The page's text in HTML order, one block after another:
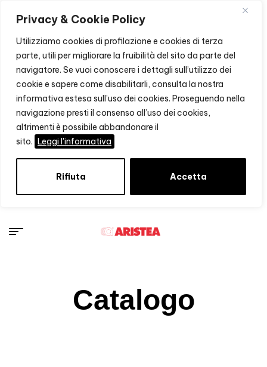
Privacy & Cookie Policy
Utilizziamo cookies di profilazione e cookies di terza
parte, utili per migliorare la fruibilità del sito da parte del
navigatore. Se vuoi conoscere i dettagli sull’utilizzo dei
cookie e sapere come disabilitarli, consulta la nostra
informativa estesa sull’uso dei cookies. Proseguendo nella
navigazione presti il consenso all’uso dei cookies,
altrimenti è possibile abbandonare il
sito. Leggi l'informativa
Rifiuta Accetta
Catalogo